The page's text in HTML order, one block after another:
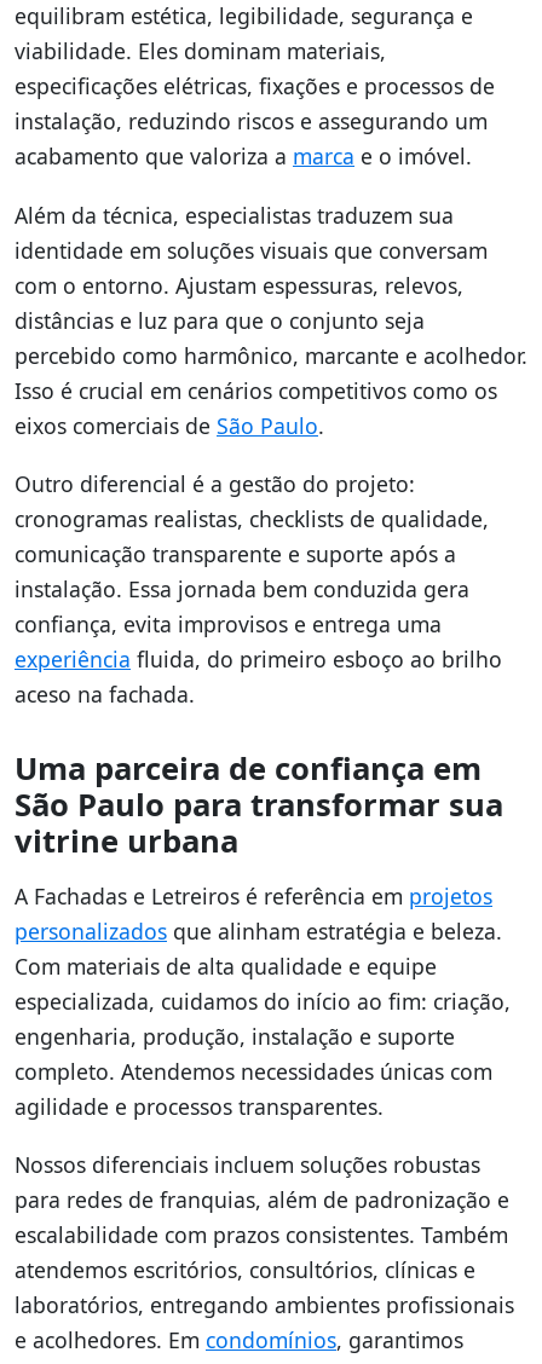
equilibram estética, legibilidade, segurança e
viabilidade. Eles dominam materiais,
especificações elétricas, fixações e processos de
instalação, reduzindo riscos e assegurando um
acabamento que valoriza a marca e o imóvel.
Além da técnica, especialistas traduzem sua
identidade em soluções visuais que conversam
com o entorno. Ajustam espessuras, relevos,
distâncias e luz para que o conjunto seja
percebido como harmônico, marcante e acolhedor.
Isso é crucial em cenários competitivos como os
eixos comerciais de São Paulo.
Outro diferencial é a gestão do projeto:
cronogramas realistas, checklists de qualidade,
comunicação transparente e suporte após a
instalação. Essa jornada bem conduzida gera
confiança, evita improvisos e entrega uma
experiência fluida, do primeiro esboço ao brilho
aceso na fachada.
Uma parceira de confiança em
São Paulo para transformar sua
vitrine urbana
A Fachadas e Letreiros é referência em projetos
personalizados que alinham estratégia e beleza.
Com materiais de alta qualidade e equipe
especializada, cuidamos do início ao fim: criação,
engenharia, produção, instalação e suporte
completo. Atendemos necessidades únicas com
agilidade e processos transparentes.
Nossos diferenciais incluem soluções robustas
para redes de franquias, além de padronização e
escalabilidade com prazos consistentes. Também
atendemos escritórios, consultórios, clínicas e
laboratórios, entregando ambientes profissionais
e acolhedores. Em condomínios, garantimos